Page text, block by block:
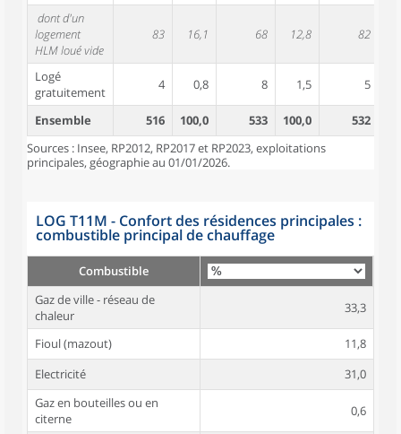
dont d'un
logement
HLM loué vide
83 16,1 68 12,8 82
Logé
gratuitement
4 0,8 8 1,5 5
Ensemble 516 100,0 533 100,0 532
Sources : Insee, RP2012, RP2017 et RP2023, exploitations
principales, géographie au 01/01/2026.
LOG T11M - Confort des résidences principales :
combustible principal de chauffage
Combustible
Gaz de ville - réseau de
chaleur
33,3
Fioul (mazout)
11,8
Electricité
31,0
Gaz en bouteilles ou en
citerne
0,6